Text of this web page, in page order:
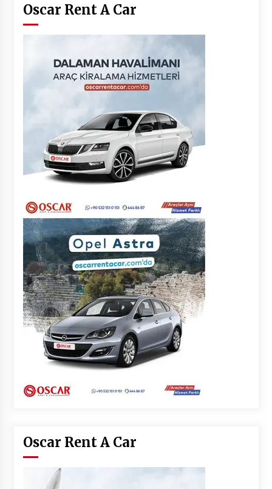
Oscar Rent A Car
Oscar Rent A Car